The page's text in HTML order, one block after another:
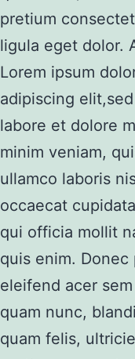
pretium
ligula eget dolor.
Lorem ipsum
adipiscing
labore et dolore
minim veniam,
ullamco laboris
occaecat
qui officia mollit
quis enim.
eleifend acer
quam nunc,
quam felis,